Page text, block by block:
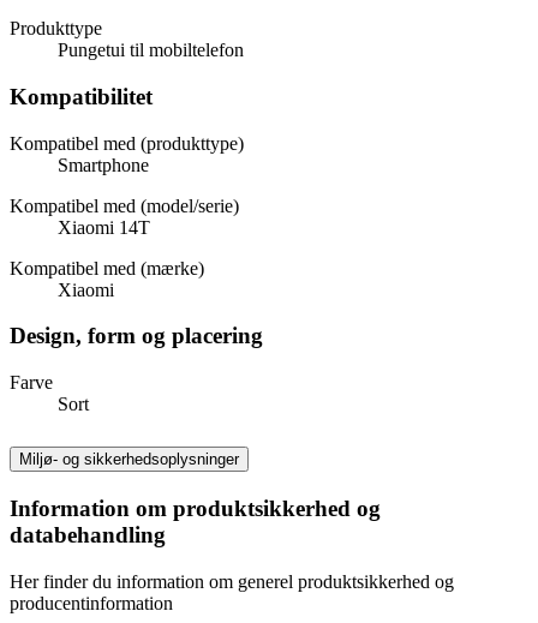
Produkttype
Pungetui til mobiltelefon
Kompatibilitet
Kompatibel med (produkttype)
Smartphone
Kompatibel med (model/serie)
Xiaomi 14T
Kompatibel med (mærke)
Xiaomi
Design, form og placering
Farve
Sort
Miljø- og sikkerhedsoplysninger
Information om produktsikkerhed og
databehandling
Her finder du information om generel produktsikkerhed og
producentinformation